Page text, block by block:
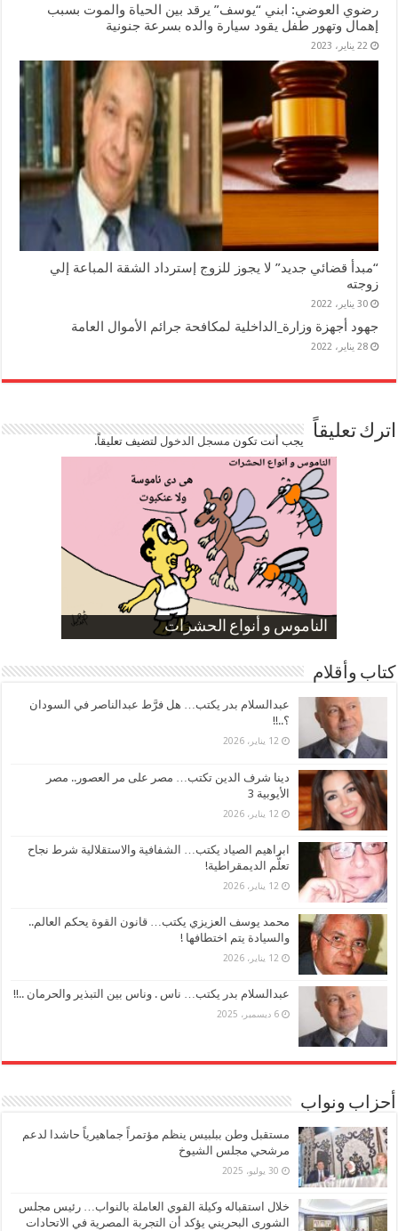
رضوي العوضي: ابني “يوسف” يرقد بين الحياة والموت بسبب
إهمال وتهور طفل يقود سيارة والده بسرعة جنونية
22 يناير، 2023
“مبدأ قضائي جديد” لا يجوز للزوج إسترداد الشقة المباعة إلي
زوجته
30 يناير، 2022
جهود أجهزة وزارة_الداخلية لمكافحة جرائم الأموال العامة
28 يناير، 2022
اترك تعليقاً يجب أنت تكون مسجل الدخوللتضيف تعليقاً.
الناموس و أنواع الحشرات
الموظفين بعد ارتفاع الأسعار
ارتفاع نسبة الطلاق في مصر
صورة كاركاتيرية
صورة كاركاتيرية
كتاب وأقلام
عبدالسلام بدر يكتب… هل فرَّط عبدالناصر في السودان
؟..!!
12 يناير، 2026
دينا شرف الدين تكتب… مصر على مر العصور.. مصر
الأيوبية 3
12 يناير، 2026
ابراهيم الصياد يكتب… الشفافية والاستقلالية شرط نجاح
تعلُّم الديمقراطية!
12 يناير، 2026
محمد يوسف العزيزي يكتب… قانون القوة يحكم العالم..
والسيادة يتم اختطافها !
12 يناير، 2026
عبدالسلام بدر يكتب… ناس . وناس بين التبذير والحرمان ..!!
6 ديسمبر، 2025
أحزاب ونواب
مستقبل وطن ببلبيس ينظم مؤتمراً جماهيرياً حاشدا لدعم
مرشحي مجلس الشيوخ
30 يوليو، 2025
خلال استقباله وكيلة القوي العاملة بالنواب… رئيس مجلس
الشورى البحريني يؤكد أن التجربة المصرية في الاتحادات